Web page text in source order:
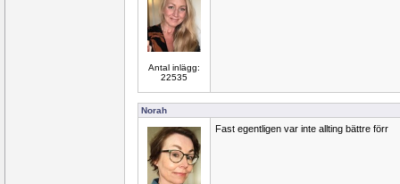
Antal inlägg:
22535
Norah
Fast egentligen var inte allting bättre förr